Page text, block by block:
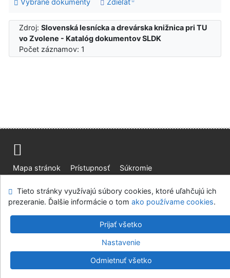
Zdroj:Slovenská lesnícka a drevárska knižnica pri TU
vo Zvolene - Katalóg dokumentov SLDK
Počet záznamov: 1
Mapa stránok Prístupnosť
Súkromie
Slovenská lesnícka a drevárska knižnica pri Technickej
univerzite vo Zvolene
©1993-2026IPACv.4.8.63a-Cosmotron Slovakia, s.r.o.
Tieto stránky využívajú súbory cookies, ktoré uľahčujú ich
prezeranie. Ďalšie informácie o tom ako používame cookies.
Prijať všetko
Nastavenie
Odmietnuť všetko